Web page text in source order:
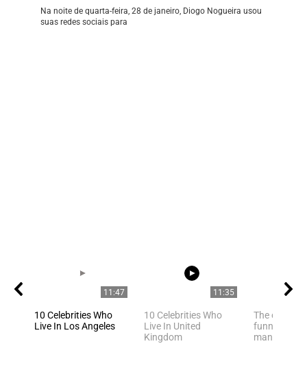
Na noite de quarta-feira, 28 de janeiro, Diogo Nogueira usou
suas redes sociais para
11:47
10 Celebrities Who
Live In Los Angeles
11:35
10 Celebrities Who
Live In United
Kingdom
The owner
funny cat
many of us